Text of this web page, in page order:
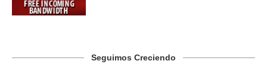
Seguimos Creciendo